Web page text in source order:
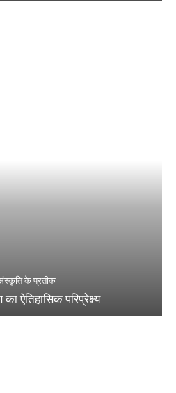
संस्कृति के प्रतीक
ऐतिहासिक परिप्रेक्ष्य